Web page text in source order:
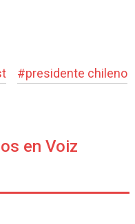
#presidente chileno
en Voiz